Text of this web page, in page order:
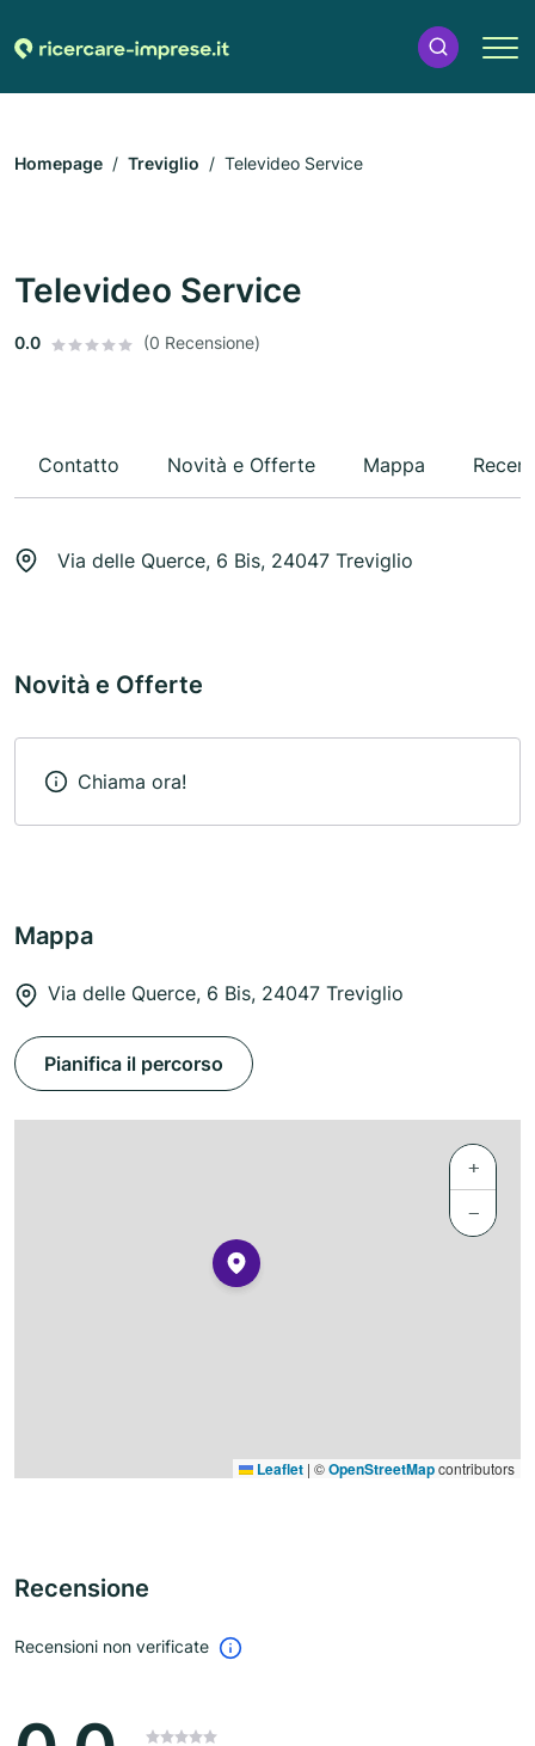
Homepage Treviglio Televideo Service
Televideo Service
0.0 (0 Recensione)
Contatto Novità e Offerte Mappa
Via delle Querce, 6 Bis, 24047 Treviglio
Novità e Offerte
Chiama ora!
Mappa
Via delle Querce, 6 Bis, 24047 Treviglio
Pianifica il percorso
+
−
Leaflet | ©OpenStreetMapcontributors
Recensione
Recensioni non verificate